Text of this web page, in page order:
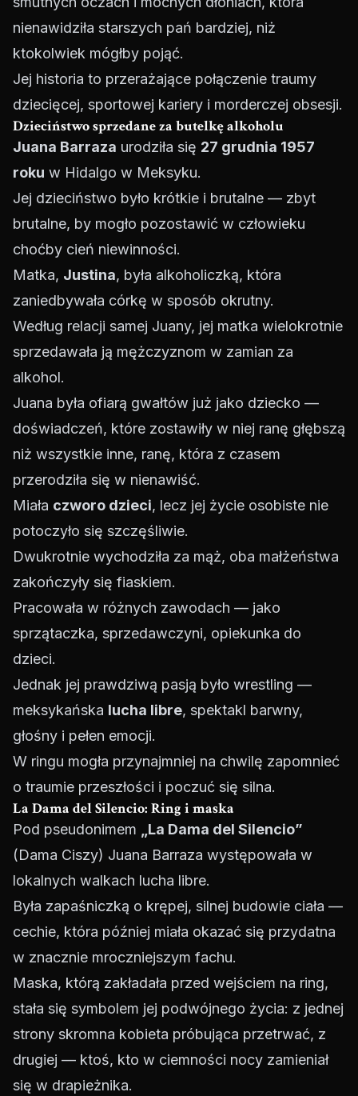
nienawidziła starszych pań bardziej, niż
ktokolwiek mógłby pojąć.
Jej historia to przerażające połączenie traumy
dziecięcej, sportowej kariery i morderczej obsesji.
Dzieciństwo sprzedane za butelkę alkoholu
Juana Barraza urodziła się 27 grudnia 1957
roku w Hidalgo w Meksyku.
Jej dzieciństwo było krótkie i brutalne — zbyt
brutalne, by mogło pozostawić w człowieku
choćby cień niewinności.
Matka, Justina, była alkoholiczką, która
zaniedbywała córkę w sposób okrutny.
Według relacji samej Juany, jej matka wielokrotnie
sprzedawała ją mężczyznom w zamian za
alkohol.
Juana była ofiarą gwałtów już jako dziecko —
doświadczeń, które zostawiły w niej ranę głębszą
niż wszystkie inne, ranę, która z czasem
przerodziła się w nienawiść.
Miała czworo dzieci, lecz jej życie osobiste nie
potoczyło się szczęśliwie.
Dwukrotnie wychodziła za mąż, oba małżeństwa
zakończyły się fiaskiem.
Pracowała w różnych zawodach — jako
sprzątaczka, sprzedawczyni, opiekunka do
dzieci.
Jednak jej prawdziwą pasją było wrestling —
meksykańska lucha libre, spektakl barwny,
głośny i pełen emocji.
W ringu mogła przynajmniej na chwilę zapomnieć
o traumie przeszłości i poczuć się silna.
La Dama del Silencio: Ring i maska
Pod pseudonimem
„La Dama del Silencio”
(Dama Ciszy) Juana Barraza występowała w
lokalnych walkach lucha libre.
Była zapaśniczką o krępej, silnej budowie ciała —
cechie, która później miała okazać się przydatna
w znacznie mroczniejszym fachu.
Maska, którą zakładała przed wejściem na ring,
stała się symbolem jej podwójnego życia: z jednej
strony skromna kobieta próbująca przetrwać, z
drugiej — ktoś, kto w ciemności nocy zamieniał
się w drapieżnika.